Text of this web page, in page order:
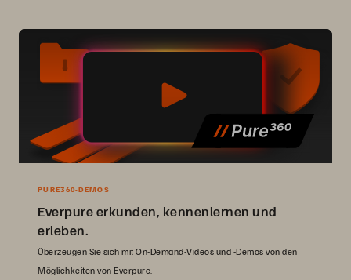
PURE360-DEMOS
Everpure erkunden, kennenlernen und
erleben.
Überzeugen Sie sich mit On-Demand-Videos und -Demos von den
Möglichkeiten von Everpure.